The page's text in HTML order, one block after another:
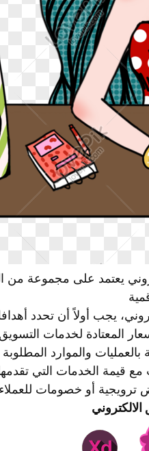
يعتمد على مجموعة من
يجب أولاً أن تحدد
المعتادة لخدمات
والموارد
قيمة الخدمات التي
أو خصومات